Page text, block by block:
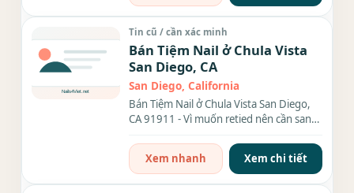
Tin cũ / cần xác minh
Bán Tiệm Nail ở Chula Vista
San Diego, CA
San Diego, California
Bán Tiệm Nail ở Chula Vista San Diego,
CA 91911 - Vì muốn retied nên cần sang
Xem nhanh
Xem chi tiết